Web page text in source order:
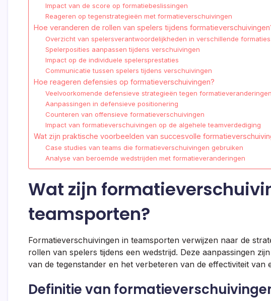
Impact van de score op formatiebeslissingen
Reageren op tegenstrategieën met formatieverschuivingen
Hoe veranderen de rollen van spelers tijdens
Overzicht van spelersverantwoordelijkheden in verschillende formaties
Spelerposities aanpassen tijdens verschuivingen
Impact op de individuele spelersprestaties
Communicatie tussen spelers tijdens verschuivingen
Hoe reageren defensies op formatieverschuivingen?
Veelvoorkomende defensieve strategieën tegen formatieveranderingen
Aanpassingen in defensieve positionering
Counteren van offensieve formatieverschuivingen
Impact van formatieverschuivingen op de algehele teamverdediging
Wat zijn praktische voorbeelden van succesvolle
Case studies van teams die formatieverschuivingen gebruiken
Analyse van beroemde wedstrijden met formatieveranderingen
Wat zijn
teamsporten?
Formatieverschuivingen in teamsporten verwijzen naar de
rollen van spelers tijdens een wedstrijd. Deze aanpassingen
van de tegenstander en het verbeteren van de effectiviteit van
Definitie van